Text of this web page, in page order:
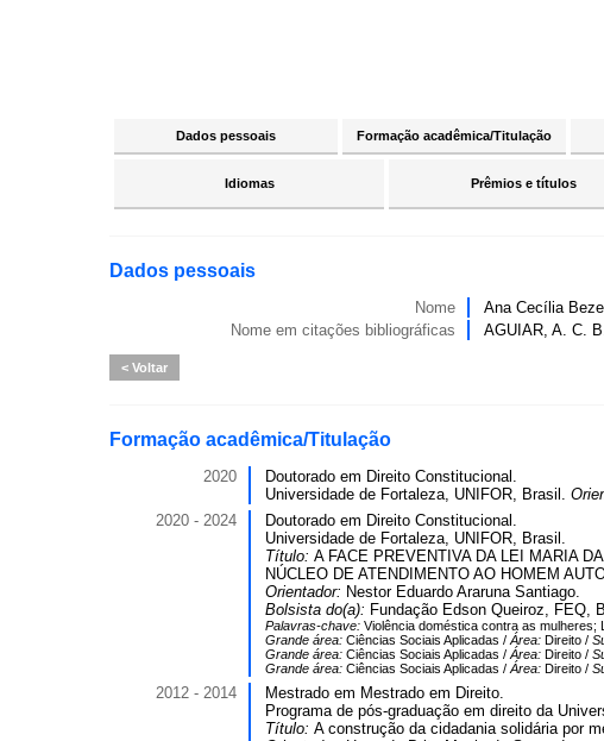
Dados pessoais Formação acadêmica/Titulação
Idiomas Prêmios e títulos
Dados pessoais
Nome
Ana Cecília
Nome em citações bibliográficas
AGUIAR, A. C.
Voltar
Formação acadêmica/Titulação
2020
Doutorado em Direito Constitucional.
Universidade de Fortaleza, UNIFOR, Brasil.
2020 - 2024
Doutorado em Direito Constitucional.
Universidade de Fortaleza, UNIFOR, Brasil.
Título: A FACE PREVENTIVA DA LEI MARIA
NÚCLEO DE ATENDIMENTO AO HOMEM
Orientador: Nestor Eduardo Araruna Santiago.
Bolsista do(a): Fundação Edson Queiroz, FEQ,
Palavras-chave: Violência doméstica contra as mulheres;
Grande área: Ciências Sociais Aplicadas / Área: Direito /
Grande área: Ciências Sociais Aplicadas / Área: Direito /
Grande área: Ciências Sociais Aplicadas / Área: Direito /
2012 - 2014
Mestrado em Mestrado em Direito.
Programa de pós-graduação em direito da
Título: A construção da cidadania solidária por